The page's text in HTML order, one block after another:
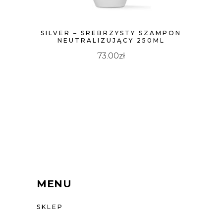
SILVER – SREBRZYSTY SZAMPON
NEUTRALIZUJĄCY 250ML
73.00zł
MENU
SKLEP